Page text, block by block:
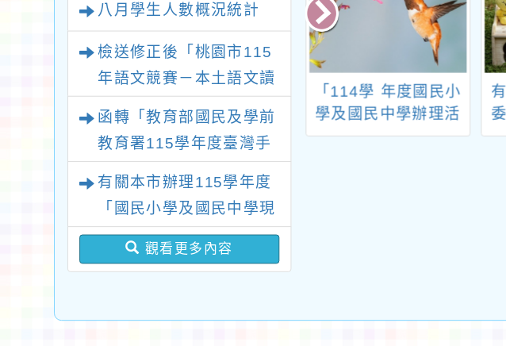
八月學生人數概況統計
檢送修正後「桃園市115
年語文競賽－本土語文讀
函轉「教育部國民及學前
教育署115學年度臺灣手
惠予轉知並鼓勵所屬教師
及教學支援工作人員踴躍
有關本市辦理115學年度
「國民小學及國民中學現
職教師完成臺灣台語/客
語中高級以上語言能力認
觀看更多內容
南文化節系列
影競賽」活動
子檔及DM各1
請協助宣傳並
知，請查照。
會辦理「2026
INTARG第19屆波蘭
國際發明創新展」
「114學 年度國民小
學及國民中學辦理活
化教學與多元學習計